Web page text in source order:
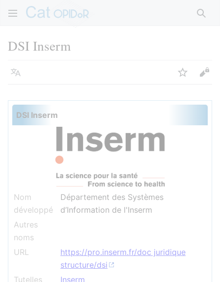
DSI Inserm
Langue Suivre
DSI Inserm
Nom
développé
Département des Systèmes
d’Information de l'Inserm
Autres
noms
URL
https://pro.inserm.fr/doc juridique
structure/dsi
Tutelles
Inserm